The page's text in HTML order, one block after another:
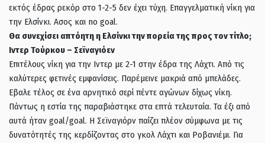
εκτός έδρας ρεκόρ στο 1-2-5 δεν έχει τύχη. Επαγγελματική νίκη για
την Ελσίνκι. Ασος και no goal.
Θα συνεχίσει απτόητη η Ελσίνκι την πορεία της προς τον τίτλο;
Ιντερ Τούρκου – Σεϊναγιόεν
Επιτέλους νίκη για την Ιντερ με 2-1 στην έδρα της Λάχτι. Από τις
καλύτερες φετινές εμφανίσεις. Παρέμεινε μακριά από μπελάδες.
Εβαλε τέλος σε ένα αρνητικό σερί πέντε αγώνων δίχως νίκη.
Πάντως η εστία της παραβιάστηκε στα επτά τελευταία. Τα έξι από
αυτά ήταν goal/goal. Η Σεϊναγιόρν παίζει πλέον σύμφωνα με τις
δυνατότητές της κερδίζοντας στο γκολ Λάχτι και Ροβανιέμι. Για